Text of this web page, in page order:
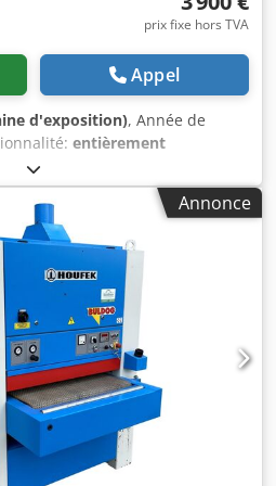
prix fixe hors TVA
Appel
d'exposition), Année de
entièrement
démonstration, peu d’heures de
3,7 kW pour une capacité
construction robuste,
dans un contexte
acier avec revêtement en
absolument planes et
indépendamment, pour
copeaux. Boîte de vitesses à
aux différentes essences de
lourd en fonte grise, guidé
Capot de tambour avec
et déflecteurs pour une
Affichage numérique
et sûr à la dimension
Annonce